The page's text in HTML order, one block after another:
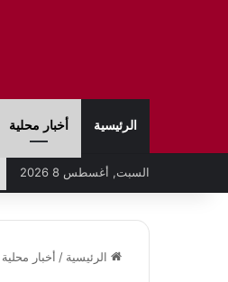
الرئيسية أخبار محلية
السبت, أغسطس 8 2026
الرئيسية / أخبار محلية